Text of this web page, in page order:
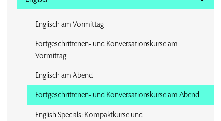
Englisch am Vormittag
Fortgeschrittenen- und Konversationskurse am
Vormittag
Englisch am Abend
Fortgeschrittenen- und Konversationskurse am Abend
English Specials: Kompaktkurse und